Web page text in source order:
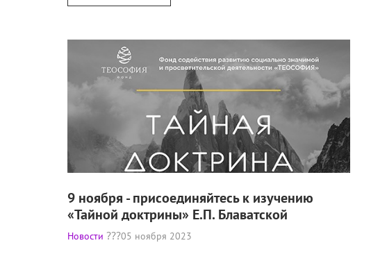
9 ноября - присоединяйтесь к изучению
«Тайной доктрины» Е.П. Блаватской
Новости 05 ноября 2023